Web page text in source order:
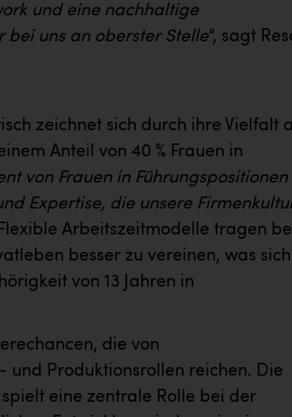
und eine nachhaltige
uns an oberster Stelle“, sagt
zeichnet sich durch ihre Vielfalt
Anteil von 40 % Frauen in
von Frauen in Führungspositionen
Expertise, die unsere
Arbeitszeitmodelle tragen
besser zu vereinen, was
von 13 Jahren in
die von
und Produktionsrollen reichen. Die
eine zentrale Rolle bei der